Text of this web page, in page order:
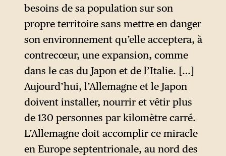
pour défendre ou accroître
leurLebensraum au
détriment de celui des autres.
Car dans un monde fini mais
en pleine croissance
démographique, il ne saurait
y avoir de ressources pour
tout le monde et seuls les
plus forts pourraient espérer
survivre.
besoins de sa population sur son
propre territoire sans mettre en danger
son environnement qu’elle acceptera, à
contrecœur, une expansion, comme
dans le cas du Japon et de l’Italie. […]
Aujourd’hui, l’Allemagne et le Japon
doivent installer, nourrir et vêtir plus
de 130 personnes par kilomètre carré.
L’Allemagne doit accomplir ce miracle
en Europe septentrionale, au nord des